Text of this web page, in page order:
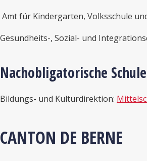
Amt für Kindergarten, Volksschule
Gesundheits-, Sozial- und
Nachobligatorische Schule
Bildungs- und Kulturdirektion:
CANTON DE BERNE